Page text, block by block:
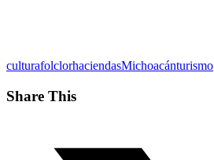
culturafolclorhaciendasMichoacánturismo
Share This